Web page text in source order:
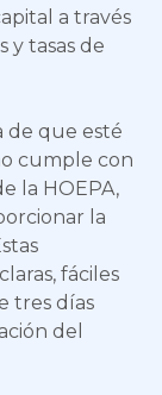
a través
y tasas de
de que esté
cumple con
la HOEPA,
la
fáciles
tres días
del